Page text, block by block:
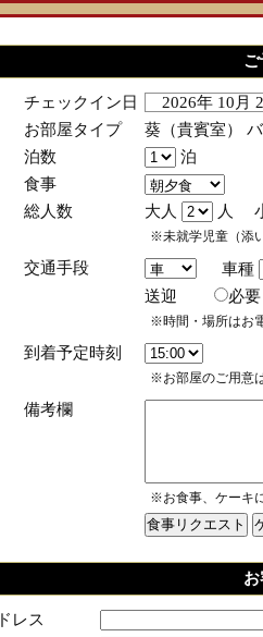
チェックイン日
2026年 10
お部屋タイプ
葵（貴賓室）
泊数
泊
食事
総人数
大人 人
※未就学児童（添
交通手段
車種
送迎
※時間・場所はお
到着予定時刻
※お部屋のご用意
備考欄
※お食事、ケーキ
レス